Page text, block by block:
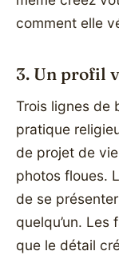
comment elle
3. Un profil
Trois lignes de
pratique
de projet de
photos floues.
de se
quelqu’un.
que le détail